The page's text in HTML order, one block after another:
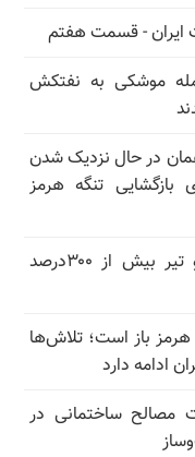
ایران - قسمت هفتم
موشکی به نفتکش
در حال نزدیک شدن
تنگه هرمز
قبض آب و برق خرداد و تیر بیش از ۳۰۰درصد
باز است؛ تلاش‌ها
ادامه دارد
قیمت مصالح ساختمانی در